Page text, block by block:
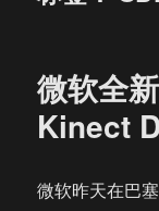
微软全
Kinect
微软昨天在巴